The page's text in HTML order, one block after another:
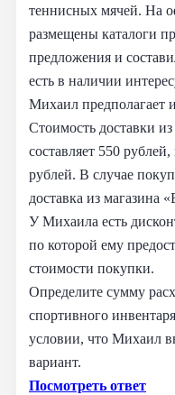
теннисных мячей. На
размещены каталоги
предложения и
есть в наличии
Михаил предполагает
Стоимость доставки
составляет 550
рублей. В случае
доставка из магазина
У Михаила есть
по которой ему
стоимости покупки.
Определите сумму
спортивного
условии, что Михаил
вариант.
Посмотреть ответ